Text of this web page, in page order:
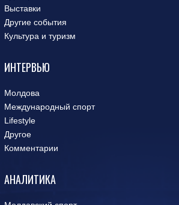
Выставки
Другие события
Культура и туризм
ИНТЕРВЬЮ
Молдова
Международный спорт
Lifestyle
Другое
Комментарии
АНАЛИТИКА